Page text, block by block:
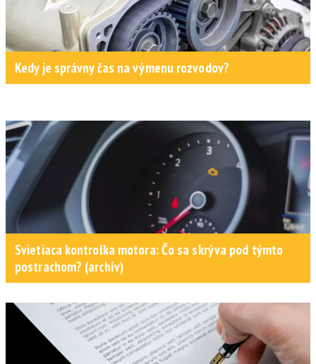
Kedy je správny čas na výmenu rozvodov?
Svietiaca kontrolka motora: Čo sa skrýva pod týmto
postrachom? (archív)